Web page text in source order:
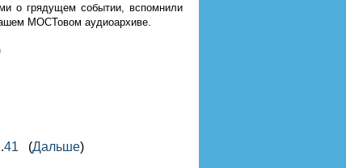
о грядущем событии, вспомнили
МОСТовом аудиоархиве.
41 (Дальше)